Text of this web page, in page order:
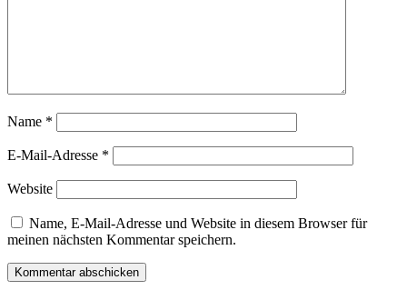
Name *
E-Mail-Adresse *
Website
Name, E-Mail-Adresse und Website in diesem Browser für
meinen nächsten Kommentar speichern.